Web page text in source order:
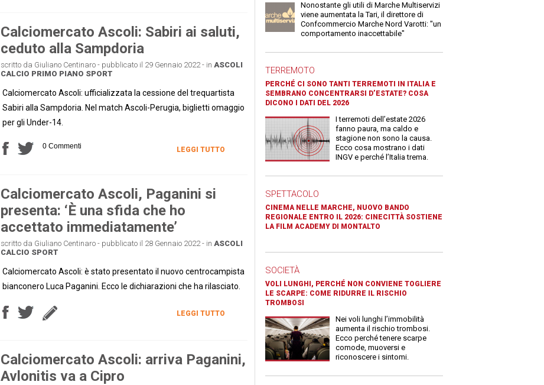
Calciomercato Ascoli: Sabiri ai saluti,
ceduto alla Sampdoria
scritto da Giuliano Centinaro - pubblicato il 29 Gennaio 2022 - in ASCOLI
CALCIO PRIMO PIANO SPORT
Calciomercato Ascoli: ufficializzata la cessione del trequartista
Sabiri alla Sampdoria. Nel match Ascoli-Perugia, biglietti omaggio
per gli Under-14.
0 Commenti LEGGI TUTTO
Calciomercato Ascoli, Paganini si
presenta: ‘È una sfida che ho
accettato immediatamente’
scritto da Giuliano Centinaro - pubblicato il 28 Gennaio 2022 - in ASCOLI
CALCIO SPORT
Calciomercato Ascoli: è stato presentato il nuovo centrocampista
bianconero Luca Paganini. Ecco le dichiarazioni che ha rilasciato.
LEGGI TUTTO
Calciomercato Ascoli: arriva Paganini,
Avlonitis va a Cipro
Nonostante gli utili di Marche Multiservizi
viene aumentata la Tari, il direttore di
Confcommercio Marche Nord Varotti: "un
comportamento inaccettabile"
TERREMOTO
PERCHÉ CI SONO TANTI TERREMOTI IN ITALIA E
SEMBRANO CONCENTRARSI D’ESTATE? COSA
DICONO I DATI DEL 2026
I terremoti dell’estate 2026
fanno paura, ma caldo e
stagione non sono la causa.
Ecco cosa mostrano i dati
INGV e perché l’Italia trema.
SPETTACOLO
CINEMA NELLE MARCHE, NUOVO BANDO
REGIONALE ENTRO IL 2026: CINECITTÀ SOSTIENE
LA FILM ACADEMY DI MONTALTO
SOCIETÀ
VOLI LUNGHI, PERCHÉ NON CONVIENE TOGLIERE
LE SCARPE: COME RIDURRE IL RISCHIO
TROMBOSI
Nei voli lunghi l’immobilità
aumenta il rischio trombosi.
Ecco perché tenere scarpe
comode, muoversi e
riconoscere i sintomi.